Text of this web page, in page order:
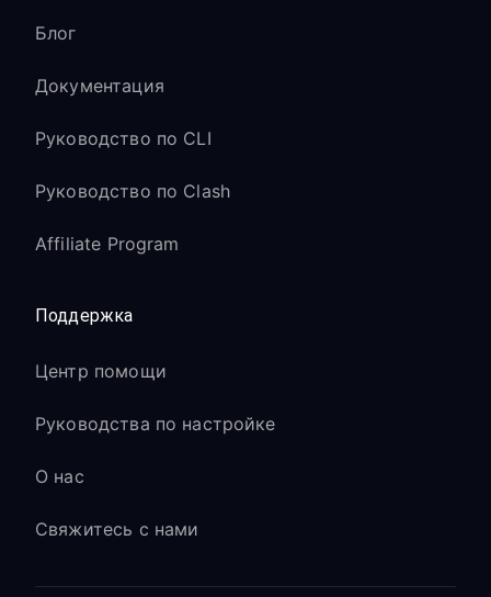
Блог
Документация
Руководство по CLI
Руководство по Clash
Affiliate Program
Поддержка
Центр помощи
Руководства по настройке
О нас
Свяжитесь с нами